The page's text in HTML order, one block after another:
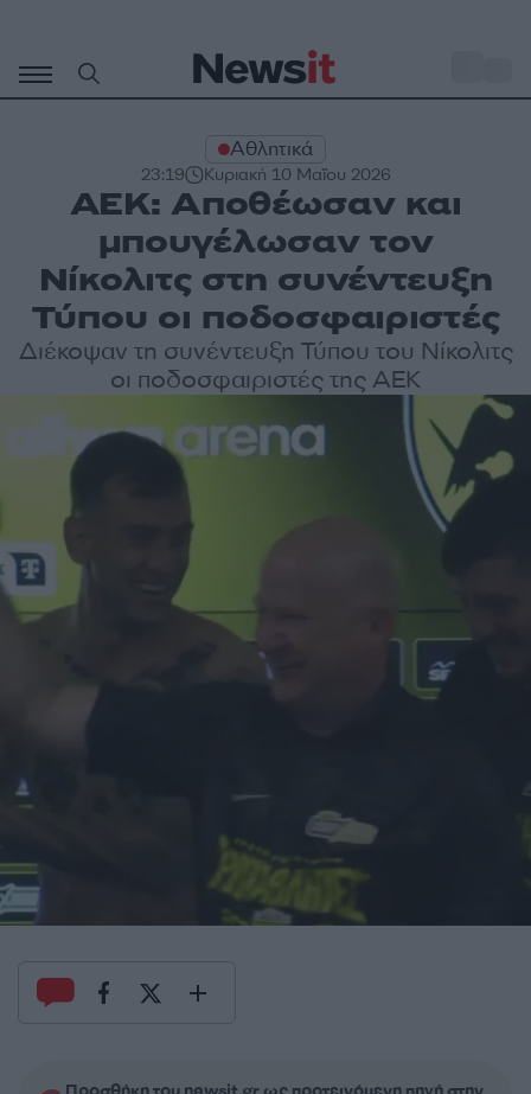
περιεχόμενο
Αθλητικά
23:19 Κυριακή 10 Μαΐου 2026
ΑΕΚ: Αποθέωσαν και
μπουγέλωσαν τον
Νίκολιτς στη συνέντευξη
Τύπου οι ποδοσφαιριστές
Διέκοψαν τη συνέντευξη Τύπου του Νίκολιτς
οι ποδοσφαιριστές της ΑΕΚ